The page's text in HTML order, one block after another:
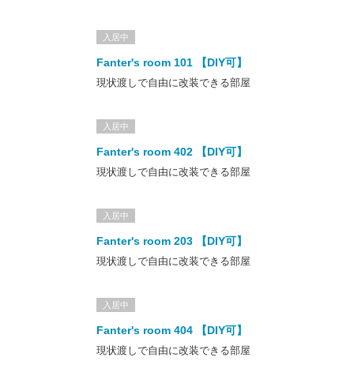
一棟全体がまちの魅力を集めた‟Creative Base “へと緩やかに生ま
れ変わっていきます。
Mountain Summer」
那珂川町の形をベースに町の象徴である真ん中を流れる那珂川とあ
ふれる自然をモチーフにしました。
Life Fant!のロゴは五反田ハイツを拠点に町中をくまなく巡って感
ロゴデザイン：諌山直矢（
入居中
Fanter's room 101 【DIY可】
現状渡しで自由に改装できる部屋
入居中
Fanter's room 402 【DIY可】
現状渡しで自由に改装できる部屋
入居中
Fanter's room 203 【DIY可】
現状渡しで自由に改装できる部屋
入居中
Fanter's room 404 【DIY可】
現状渡しで自由に改装できる部屋